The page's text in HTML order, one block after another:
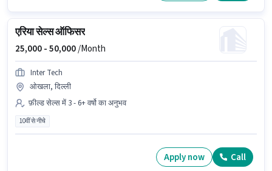
एरिया सेल्स ऑफिसर
25,000 -50,000/Month
Inter Tech
ओखला, दिल्ली
फ़ील्ड सेल्स में 3 - 6+ वर्षो का अनुभव
10वीं से नीचे
Apply now Call